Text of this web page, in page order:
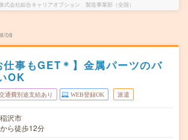
式会社綜合キャリアオプション 製造事業部（全国）
08
仕事もGET＊】金属パーツのバ
OK
通費別途支給あり WEB登録OK 派遣
沢市
ら徒歩12分